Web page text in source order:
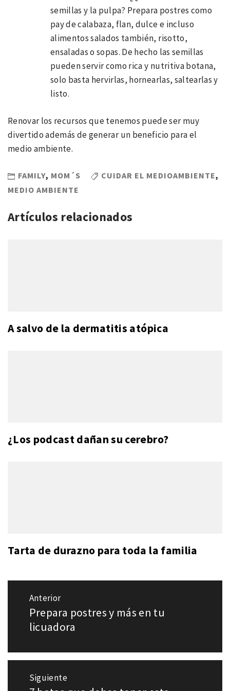
semillas y la pulpa? Prepara postres como
pay de calabaza, flan, dulce e incluso
alimentos salados también, risotto,
ensaladas o sopas. De hecho las semillas
pueden servir como rica y nutritiva botana,
solo basta hervirlas, hornearlas, saltearlas y
listo.
Renovar los recursos que tenemos puede ser muy
divertido además de generar un beneficio para el
medio ambiente.
FAMILY, MOM´S CUIDAR EL MEDIOAMBIENTE,
MEDIO AMBIENTE
Artículos relacionados
A salvo de la dermatitis atópica
¿Los podcast dañan su cerebro?
Tarta de durazno para toda la familia
Navegación
entradas
Anterior
Entrada
anterior:
Prepara postres y más en tu
licuadora
Siguiente